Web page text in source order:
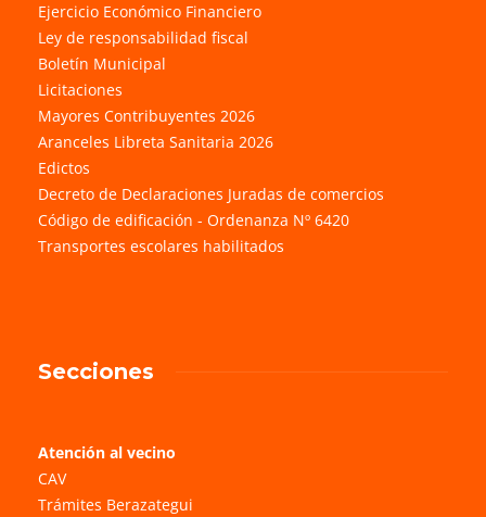
Ejercicio Económico Financiero
Ley de responsabilidad fiscal
Boletín Municipal
Licitaciones
Mayores Contribuyentes 2026
Aranceles Libreta Sanitaria 2026
Edictos
Decreto de Declaraciones Juradas de comercios
Código de edificación - Ordenanza Nº 6420
Transportes escolares habilitados
Secciones
Atención al vecino
CAV
Trámites Berazategui